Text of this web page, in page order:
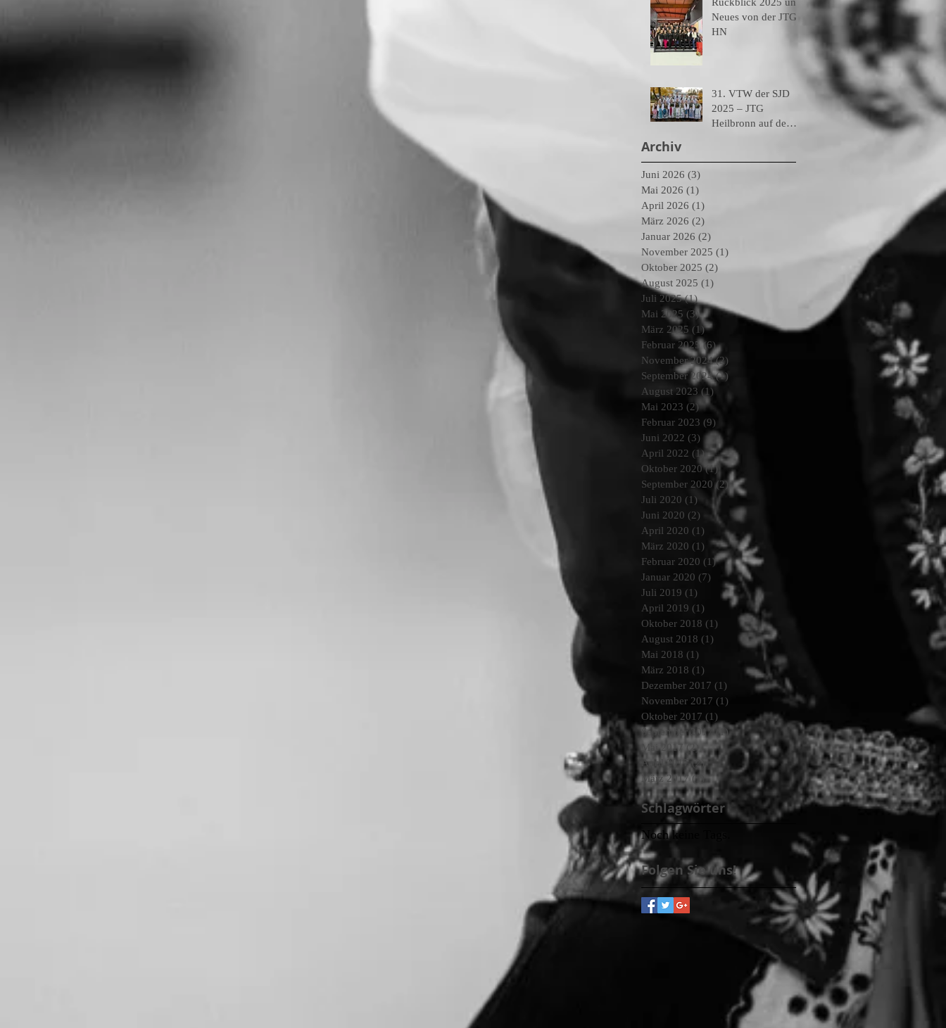
Neues von der JTG
HN
31.⁠ ⁠VTW der SJD
2025 – JTG
Heilbronn auf dem
Archiv
Juni 2026 (3)
Mai 2026 (1)
April 2026 (1)
März 2026 (2)
Januar 2026 (2)
November 2025 (1)
Oktober 2025 (2)
August 2025 (1)
Juli 2025 (1)1 Beitrag
Mai 2025 (3)3 Beiträge
März 2025 (1)1 Beitrag
Februar 2025 (6)6 Beiträge
November 2024 (2)
September 2024 (1)
August 2023 (1)
Mai 2023 (2)2 Beiträge
Februar 2023 (9)
Juni 2022 (3) 3 Beiträge
April 2022 (1)1 Beitrag
Oktober 2020 (1)
1 Beitrag
September 2020 (2)2 Beiträge
Juli 2020 (1) 1 Beitrag
Juni 2020 (2) 2 Beiträge
April 2020 (1) 1 Beitrag
März 2020 (1) 1 Beitrag
Februar 2020 (1)1 Beitrag
Januar 2020 (7) 7 Beiträge
Juli 2019 (1) 1 Beitrag
April 2019 (1) 1 Beitrag
Oktober 2018 (1) 1 Beitrag
August 2018 (1) 1 Beitrag
Mai 2018 (1)
März 2018 (1)
Dezember 2017 (1) 1 Beitrag
November 2017 (1)
Oktober 2017 (1) 1 Beitrag
September 2017
(1)1 Beitrag
Mai 2017
(2)
2 Beiträge
April 2017 (2)
2 Beiträge
März 2017 (1) 1 Beitrag
Schlagwörter
Noch keine Tags.
Folgen Sie uns!